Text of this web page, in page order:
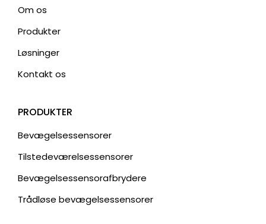
Om os
Produkter
Løsninger
Kontakt os
PRODUKTER
Bevægelsessensorer
Tilstedeværelsessensorer
Bevægelsessensorafbrydere
Trådløse bevægelsessensorer